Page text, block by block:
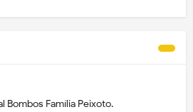
Bombos Família Peixoto.